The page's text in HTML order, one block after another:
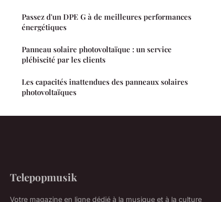
Passez d'un DPE G à de meilleures performances
énergétiques
Panneau solaire photovoltaïque : un service
plébiscité par les clients
Les capacités inattendues des panneaux solaires
photovoltaïques
Telepopmusik
Votre magazine en ligne dédié à la musique et à la culture